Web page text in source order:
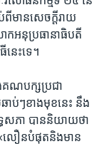
ពី​មាន​សេចក្តី​រាយ
ក​អនុ​ប្រធានាធិបតី
នេះ​ទេ។
គណបក្ស​ប្រជា
ាប់ៗ​ខាង​មុខ​នេះ ​នឹង​
ធសភា បាន​និយាយ​ថា
«លឿន​បំផុត​និង​មាន​